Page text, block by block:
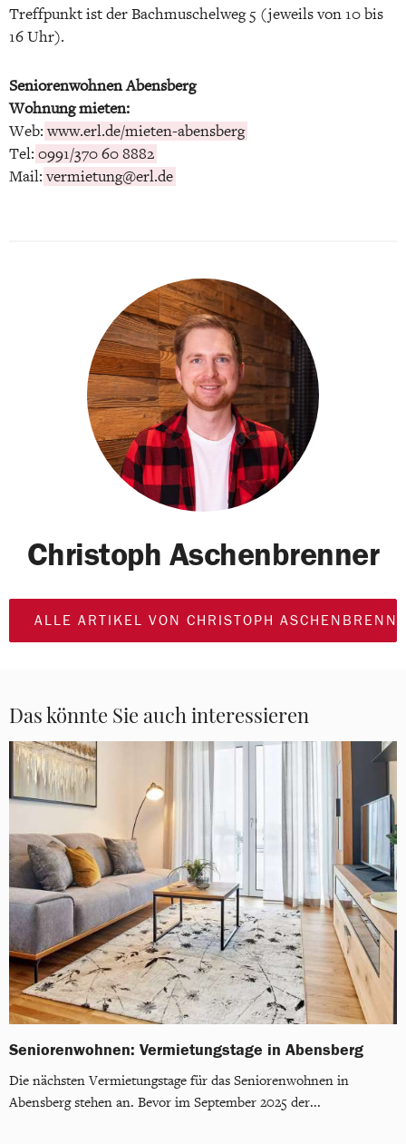
Treffpunkt ist der Bachmuschelweg 5 (jeweils von 10 bis
16 Uhr).
Seniorenwohnen Abensberg
Wohnung mieten:
Web:www.erl.de/mieten-abensberg
Tel: 0991/370 60 8882
Mail:vermietung@erl.de
Christoph Aschenbrenner
ALLE ARTIKEL VON CHRISTOPH
Das könnte Sie auch interessieren
Seniorenwohnen: Vermietungstage in Abensberg
Die nächsten Vermietungstage für das Seniorenwohnen in
Abensberg stehen an. Bevor im September 2025 der...